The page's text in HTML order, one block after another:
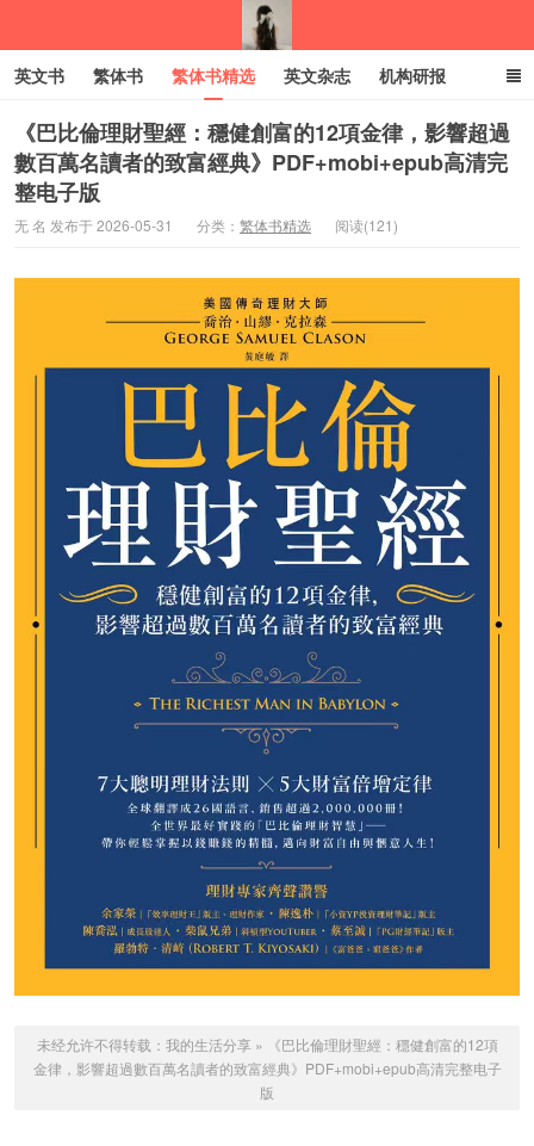
英文书 繁体书 繁体书精选 英文杂志 机构研报
小语种 绝版书 彩虹亲子电子书 电子书 创业项目
《巴比倫理財聖經：穩健創富的12項金律，影響超過
數百萬名讀者的致富經典》PDF+mobi+epub高清完
整电子版
无 名 发布于 2026-05-31 分类： 繁体书精选 阅读(121)
未经允许不得转载： 我的生活分享»
《巴比倫理財聖經：穩健創富的12項
金律，影響超過數百萬名讀者的致富經典》PDF+mobi+epub高清完整电子
版